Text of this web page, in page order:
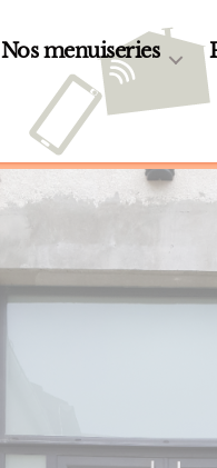
Nos menuiseries